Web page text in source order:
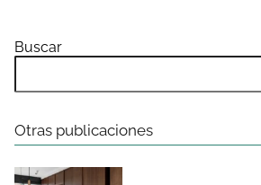
Buscar
Otras publicaciones